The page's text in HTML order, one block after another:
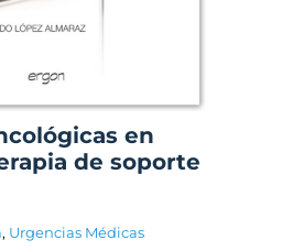
en
de soporte
, Urgencias Médicas